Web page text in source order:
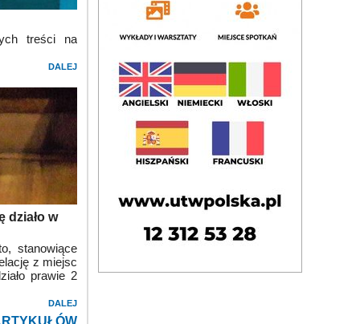
treści na
DALEJ
działo w
stanowiące
z miejsc
prawie 2
DALEJ